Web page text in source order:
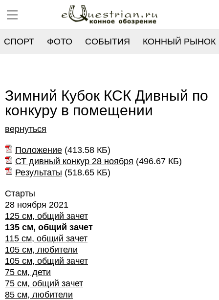
СПОРТ ФОТО СОБЫТИЯ КОННЫЙ РЫНОК
Зимний Кубок КСК Дивный по
конкуру в помещении
вернуться
Положение (413.58 КБ)
СТ дивный конкур 28 ноября (496.67 КБ)
Результаты (518.65 КБ)
Старты
28 ноября 2021
125 см, общий зачет
135 см, общий зачет
115 см, общий зачет
105 см, любители
105 см, общий зачет
75 см, дети
75 см, общий зачет
85 см, любители